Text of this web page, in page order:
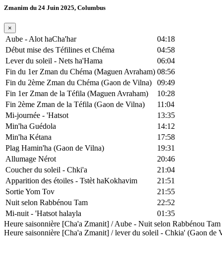
Zmanim du 24 Juin 2025, Columbus
×
Aube - Alot haCha'har
04:18
Début mise des Téfilines et Chéma
04:58
Lever du soleil - Nets ha'Hama
06:04
Fin du 1er Zman du Chéma (Maguen Avraham) 08:56
Fin du 2ème Zman du Chéma (Gaon de Vilna)
09:49
Fin 1er Zman de la Téfila (Maguen Avraham)
10:28
Fin 2ème Zman de la Téfila (Gaon de Vilna)
11:04
Mi-journée - 'Hatsot
13:35
Min'ha Guédola
14:12
Min'ha Kétana
17:58
Plag Hamin'ha (Gaon de Vilna)
19:31
Allumage Nérot
20:46
Coucher du soleil - Chki'a
21:04
Apparition des étoiles - Tstèt haKokhavim
21:51
Sortie Yom Tov
21:55
Nuit selon Rabbénou Tam
22:52
Mi-nuit - 'Hatsot halayla
01:35
Heure saisonnière [Cha'a Zmanit] / Aube - Nuit selon Rabbénou
Heure saisonnière [Cha'a Zmanit] / lever du soleil - Chkia' (Gaon de